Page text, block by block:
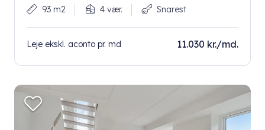
93 m2 4 vær. Snarest
Leje ekskl. aconto pr. md 11.030 kr./md.